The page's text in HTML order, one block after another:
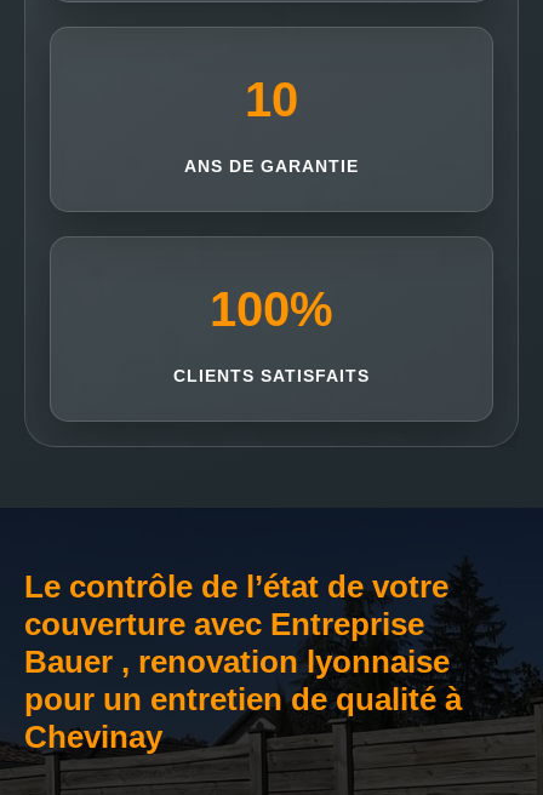
10
ANS DE GARANTIE
100%
CLIENTS SATISFAITS
Le contrôle de l’état de votre
couverture avec Entreprise
Bauer , renovation lyonnaise
pour un entretien de qualité à
Chevinay